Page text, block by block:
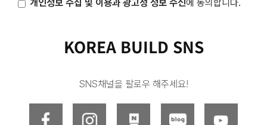
개인정보 수집 및 이용과 광고성 정보 수신에 동의합니다.
KOREA BUILD SNS
SNS채널을 팔로우 해주세요!